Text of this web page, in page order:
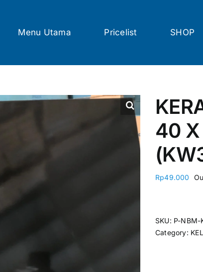
Menu Utama Pricelist SHOP
40 X
Rp49.000
SKU: P-NBM-
Category: